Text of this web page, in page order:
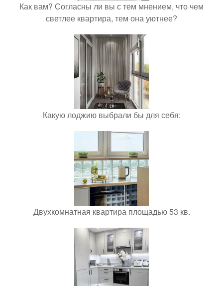
Как вам? Согласны ли вы с тем мнением, что чем
светлее квартира, тем она уютнее?
Какую лоджию выбрали бы для себя:
Двухкомнатная квартира площадью 53 кв.